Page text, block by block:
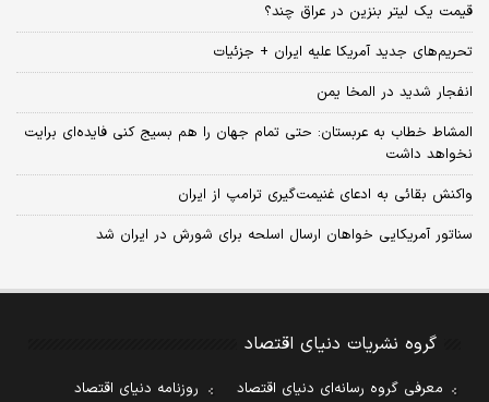
قیمت یک لیتر بنزین در عراق چند؟
تحریم‌های جدید آمریکا علیه ایران + جزئیات
انفجار شدید در المخا یمن
المشاط خطاب به عربستان: حتی تمام جهان را هم بسیج کنی فایده‌ای برایت
نخواهد داشت
واکنش بقائی به ادعای غنیمت‌گیری ترامپ از ایران
سناتور آمریکایی خواهان ارسال اسلحه برای شورش در ایران شد
گروه نشریات دنیای اقتصاد
معرفی گروه رسانه‌ای دنیای اقتصاد
روزنامه دنیای اقتصاد